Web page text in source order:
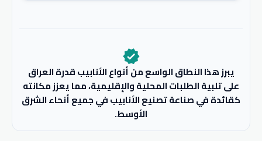
verified
يبرز هذا النطاق الواسع من أنواع الأنابيب قدرة العراق
على تلبية الطلبات المحلية والإقليمية، مما يعزز مكانته
كقائدة في صناعة تصنيع الأنابيب في جميع أنحاء الشرق
الأوسط.